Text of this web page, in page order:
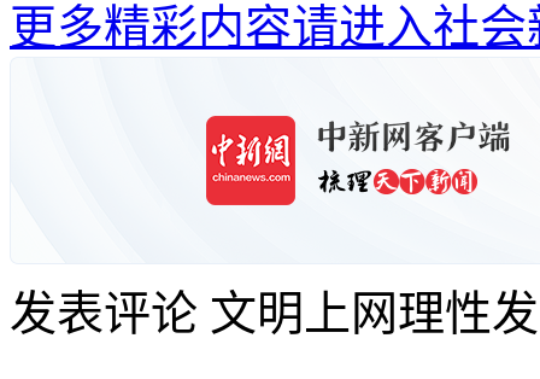
更多精彩内容请进入社会
发表评论 文明上网理性